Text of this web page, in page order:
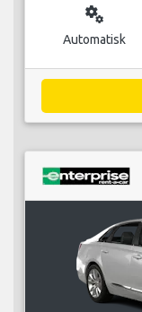
miscellaneous_services
Automatisk